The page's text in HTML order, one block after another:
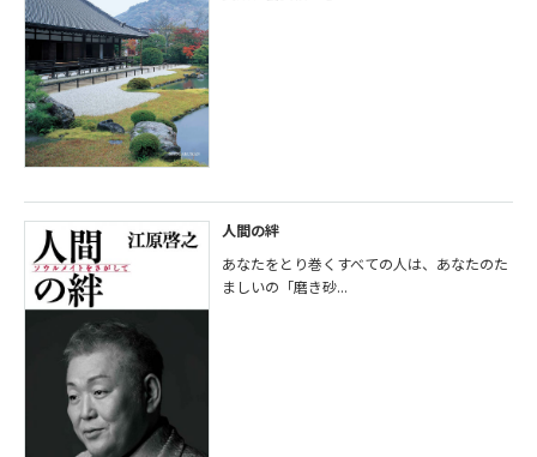
人間の絆
あなたをとり巻くすべての人は、あなたのた
ましいの「磨き砂...